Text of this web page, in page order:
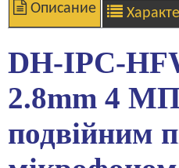
Описание
DH-IPC-
2.8mm 4
подвійним